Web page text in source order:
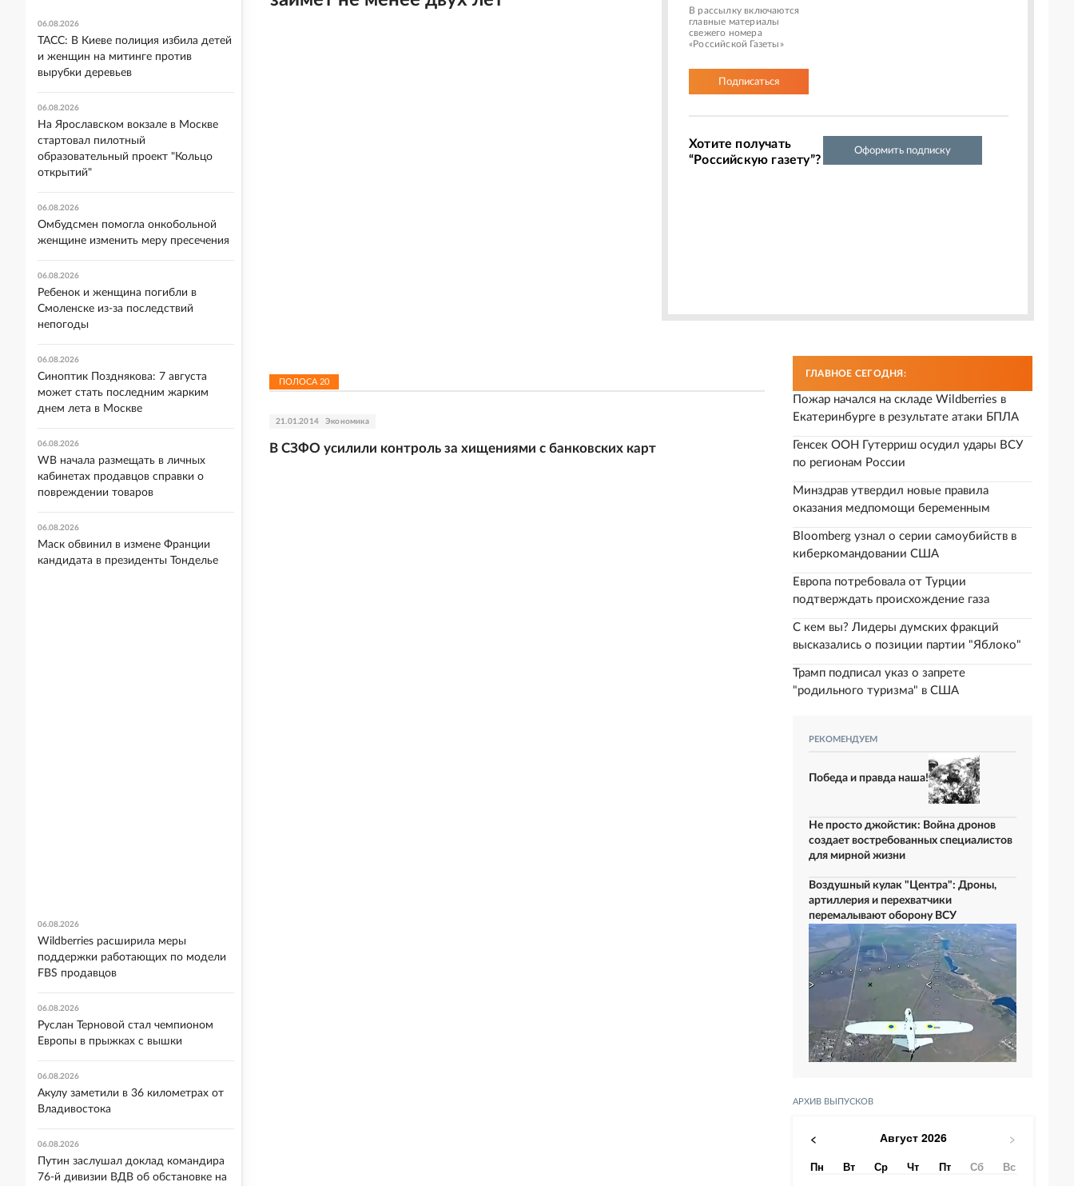
В рассылку включаются
главные материалы
свежего номера
«Российской Газеты»
Подписаться
Хотите получать
“Российскую газету”?
Оформить подписку
ПОЛОСА 20
21.01.2014 Экономика
В СЗФО усилили контроль за хищениями с банковских карт
ГЛАВНОЕ СЕГОДНЯ:
Пожар начался на складе Wildberries в
Екатеринбурге в результате атаки БПЛА
Генсек ООН Гутерриш осудил удары ВСУ
по регионам России
Минздрав утвердил новые правила
оказания медпомощи беременным
Bloomberg узнал о серии самоубийств в
киберкомандовании США
Европа потребовала от Турции
подтверждать происхождение газа
С кем вы? Лидеры думских фракций
высказались о позиции партии "Яблоко"
Трамп подписал указ о запрете
"родильного туризма" в США
РЕКОМЕНДУЕМ
Победа и правда наша!
Не просто джойстик: Война дронов
создает востребованных специалистов
для мирной жизни
Воздушный кулак "Центра": Дроны,
артиллерия и перехватчики
перемалывают оборону ВСУ
АРХИВ ВЫПУСКОВ
< Август 2026 >
Пн Вт Ср Чт Пт Сб
Вс
06.08.2026
ТАСС: В Киеве полиция избила детей
и женщин на митинге против
вырубки деревьев
06.08.2026
На Ярославском вокзале в Москве
стартовал пилотный
образовательный проект "Кольцо
открытий"
06.08.2026
Омбудсмен помогла онкобольной
женщине изменить меру пресечения
06.08.2026
Ребенок и женщина погибли в
Смоленске из-за последствий
непогоды
06.08.2026
Синоптик Позднякова: 7 августа
может стать последним жарким
днем лета в Москве
06.08.2026
WB начала размещать в личных
кабинетах продавцов справки о
повреждении товаров
06.08.2026
Маск обвинил в измене Франции
кандидата в президенты Тонделье
06.08.2026
Wildberries расширила меры
поддержки работающих по модели
FBS продавцов
06.08.2026
Руслан Терновой стал чемпионом
Европы в прыжках с вышки
06.08.2026
Акулу заметили в 36 километрах от
Владивостока
06.08.2026
Путин заслушал доклад командира
76-й дивизии ВДВ об обстановке на